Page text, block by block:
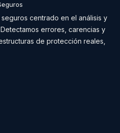
centrado en el análisis y
errores, carencias y
de protección reales,